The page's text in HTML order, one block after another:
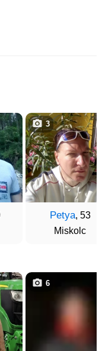
Petya, 53
Miskolc
3
6